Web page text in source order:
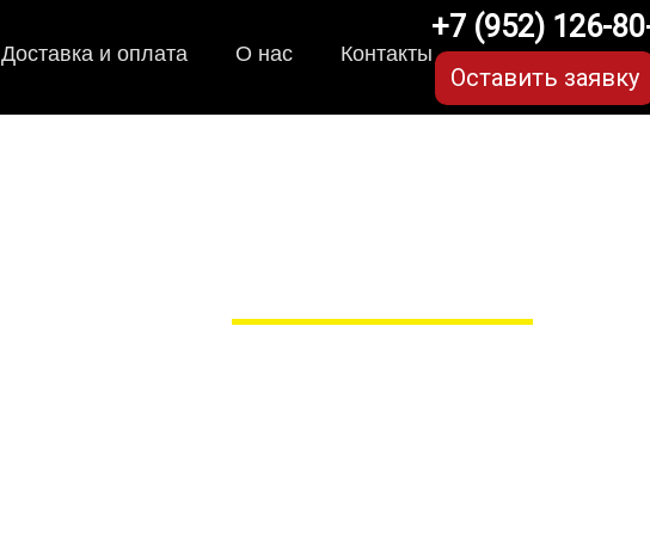
Доставка и оплата О нас Контакты
+7 (952) 126-
Оставить заявку